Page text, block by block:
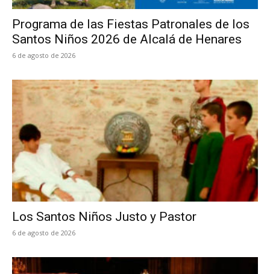
Programa de las Fiestas Patronales de los
Santos Niños 2026 de Alcalá de Henares
6 de agosto de 2026
Los Santos Niños Justo y Pastor
6 de agosto de 2026